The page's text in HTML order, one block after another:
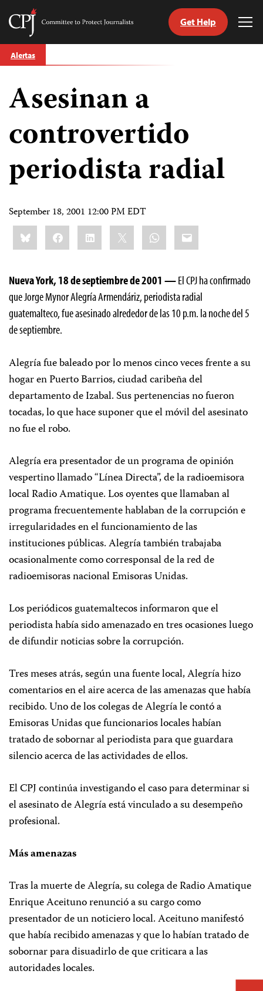
Skip
to
Committee
Journalists
Get Help
Alertas
Asesinan a
controvertido
periodista radial
September 18, 2001 12:00 PM EDT
Share
this:BlueskyFacebookLinkedIn WhatsApp
Email
Nueva York, 18 de septiembre de 2001 —El CPJ ha confirmado
que Jorge Mynor Alegría Armendáriz, periodista radial
guatemalteco, fue asesinado alrededor de las 10 p.m. la noche del 5
de septiembre.
Alegría fue baleado por lo menos cinco veces frente a su
hogar en Puerto Barrios, ciudad caribeña del
departamento de Izabal. Sus pertenencias no fueron
tocadas, lo que hace suponer que el móvil del asesinato
no fue el robo.
Alegría era presentador de un programa de opinión
vespertino llamado “Línea Directa”, de la radioemisora
local Radio Amatique. Los oyentes que llamaban al
programa frecuentemente hablaban de la corrupción e
irregularidades en el funcionamiento de las
instituciones públicas. Alegría también trabajaba
ocasionalmente como corresponsal de la red de
radioemisoras nacional Emisoras Unidas.
Los periódicos guatemaltecos informaron que el
periodista había sido amenazado en tres ocasiones luego
de difundir noticias sobre la corrupción.
Tres meses atrás, según una fuente local, Alegría hizo
comentarios en el aire acerca de las amenazas que había
recibido. Uno de los colegas de Alegría le contó a
Emisoras Unidas que funcionarios locales habían
tratado de sobornar al periodista para que guardara
silencio acerca de las actividades de ellos.
El CPJ continúa investigando el caso para determinar si
el asesinato de Alegría está vinculado a su desempeño
profesional.
Más amenazas
Tras la muerte de Alegría, su colega de Radio Amatique
Enrique Aceituno renunció a su cargo como
presentador de un noticiero local. Aceituno manifestó
que había recibido amenazas y que lo habían tratado de
sobornar para disuadirlo de que criticara a las
autoridades locales.